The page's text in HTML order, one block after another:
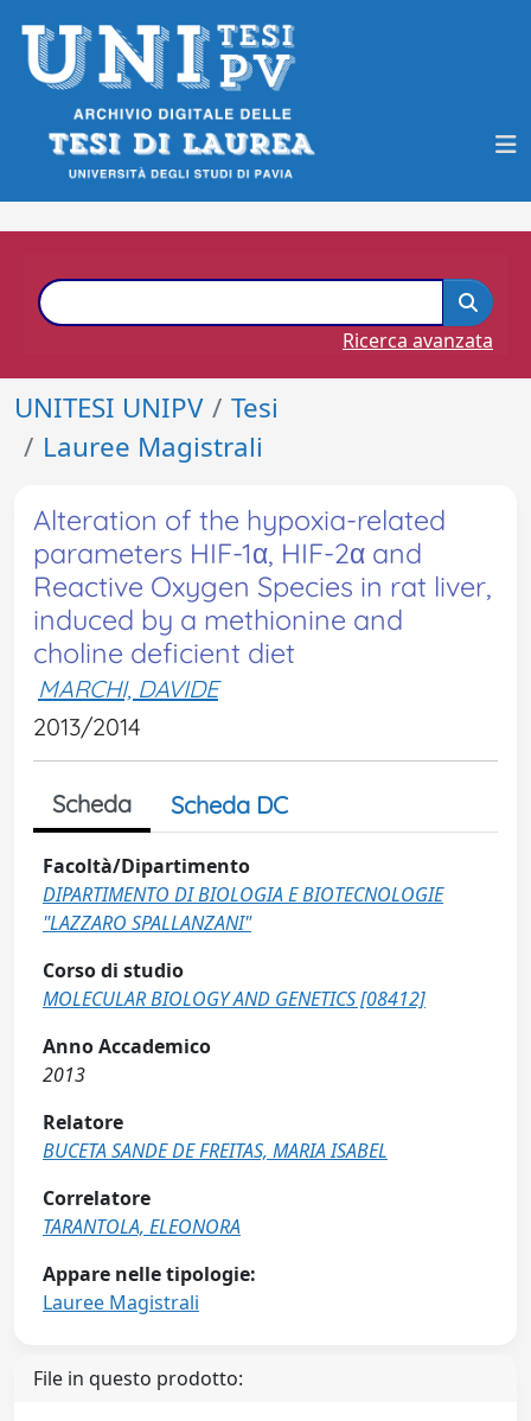
Ricerca avanzata
UNITESI UNIPV
Tesi
Lauree Magistrali
Alteration of the hypoxia-related
parameters HIF-1α, HIF-2α and
Reactive Oxygen Species in rat liver,
induced by a methionine and
choline deficient diet
MARCHI, DAVIDE
2013/2014
Scheda Scheda DC
Facoltà/Dipartimento
DIPARTIMENTO DI BIOLOGIA E BIOTECNOLOGIE
"LAZZARO SPALLANZANI"
Corso di studio
MOLECULAR BIOLOGY AND GENETICS [08412]
Anno Accademico
2013
Relatore
BUCETA SANDE DE FREITAS, MARIA ISABEL
Correlatore
TARANTOLA, ELEONORA
Appare nelle tipologie:
Lauree Magistrali
File in questo prodotto: